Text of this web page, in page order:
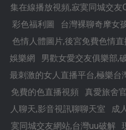
集在線播放視頻,寂寞同城交友
彩色福利圖
台灣裸聊奇摩女
色情人體圖片,後宮免費色情
娛樂網
男歡女愛交友俱樂部,
最刺激的女人直播平台,極樂台
免費的色直播視頻
真愛旅舍
人聊天,影音視訊聊聊天室
成
寞同城交友網站,台灣uu破解